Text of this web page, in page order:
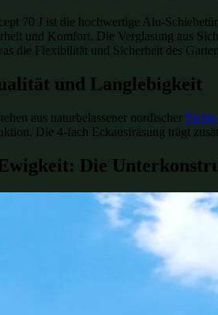
70 J ist die hochwertige Alu-
und Komfort. Die Verglasung aus
die Flexibilität und Sicherheit des
und Langlebigkeit
aus naturbelassener nordischer Fichte
Die 4-fach Eckausfräsung trägt
Die